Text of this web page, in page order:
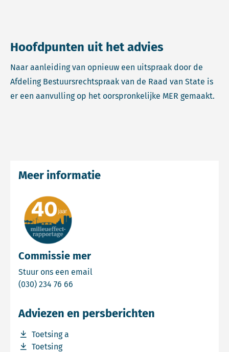
Hoofdpunten uit het advies
Naar aanleiding van opnieuw een uitspraak door de
Afdeling Bestuursrechtspraak van de Raad van State is
er een aanvulling op het oorspronkelijke MER gemaakt.
Commissie mer
Stuur ons een email
(030) 234 76 66
Meer informatie
Adviezen en persberichten
Toetsing a
Download bestand Toetsing a
Toetsing
Download bestand Toetsing